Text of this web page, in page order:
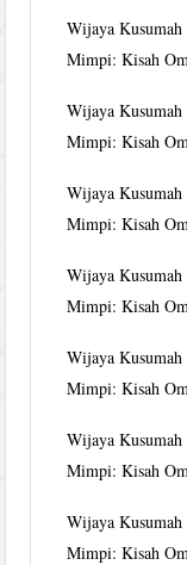
Wijaya Kusumah
Mimpi: Kisah
Wijaya Kusumah
Mimpi: Kisah
Wijaya Kusumah
Mimpi: Kisah
Wijaya Kusumah
Mimpi: Kisah
Wijaya Kusumah
Mimpi: Kisah
Wijaya Kusumah
Mimpi: Kisah
Wijaya Kusumah
Mimpi: Kisah